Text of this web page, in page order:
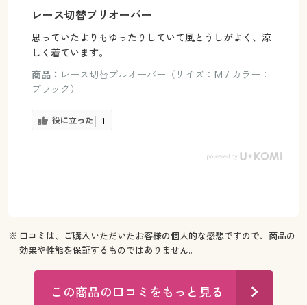
レース切替プリオーバー
思っていたよりもゆったりしていて風とうしがよく、涼
しく着ています。
商品： レース切替プルオーバー（サイズ：M / カラー：
ブラック）
役に立った 1
※ 口コミは、ご購入いただいたお客様の個人的な感想ですので、商品の
効果や性能を保証するものではありません。
この商品の口コミをもっと見る